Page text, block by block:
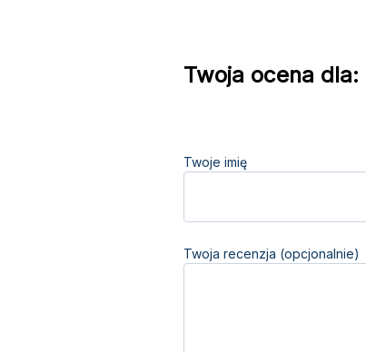
Twoja ocena dla:
Twoje imię
Twoja recenzja (opcjonalnie)